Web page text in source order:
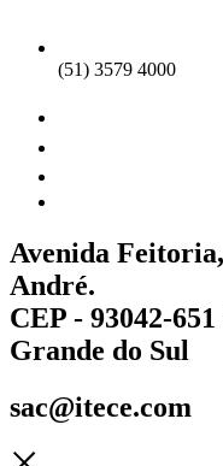
(51) 3579 4000
Avenida
André.
CEP - 93042-
Grande do Sul
sac@itece.com